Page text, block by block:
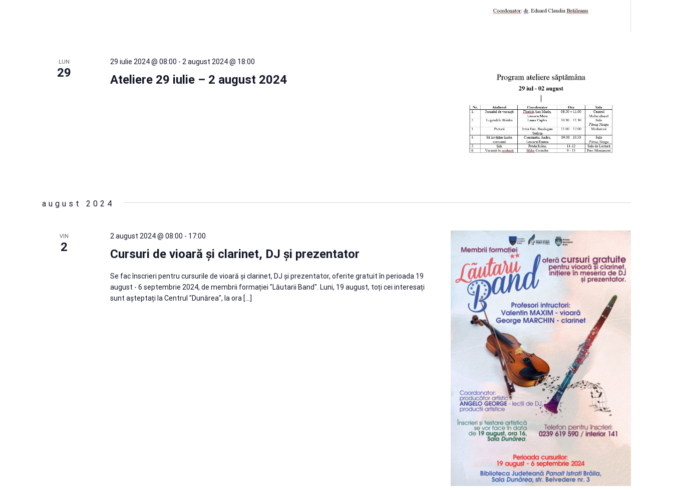
LUN
29 Ateliere 29 iulie – 2 august 2024
29 iulie 2024 @ 08:00 - 2 august 2024 @ 18:00
august 2024
VIN
2 Cursuri de vioară și clarinet, DJ și prezentator
2 august 2024 @ 08:00 - 17:00
Se fac înscrieri pentru cursurile de vioară și clarinet, DJ și prezentator, oferite gratuit în perioada 19
august - 6 septembrie 2024, de membrii formației "Lăutarii Band". Luni, 19 august, toți cei interesați
sunt așteptați la Centrul "Dunărea", la ora […]